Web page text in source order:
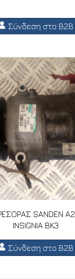
Σύνδεση στο B2B
SANDEN
INSIGNIA BK3
Σύνδεση στο B2B